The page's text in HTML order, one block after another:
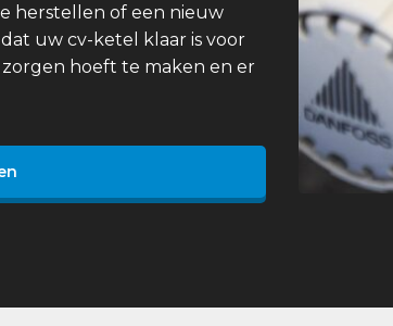
herstellen of een nieuw
uw cv-ketel klaar is voor
hoeft te maken en er